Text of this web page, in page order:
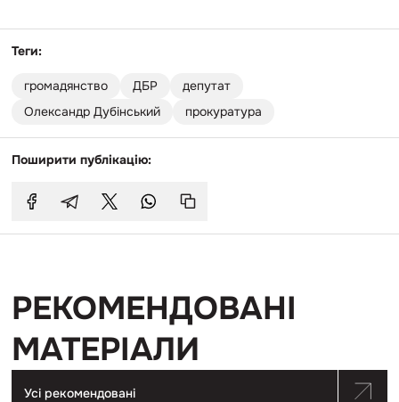
Теги:
громадянство ДБР
депутат
Олександр Дубінський
прокуратура
Поширити публікацію:
РЕКОМЕНДОВАНІ
МАТЕРІАЛИ
Усі рекомендовані